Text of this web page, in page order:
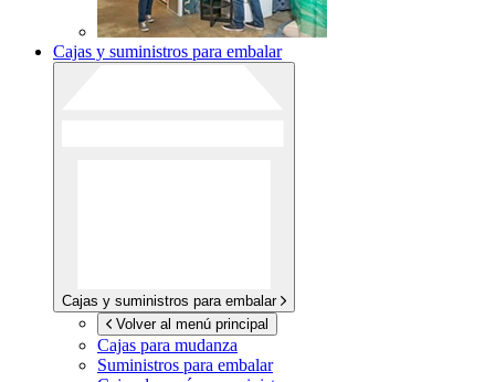
Cajas y suministros para embalar
Cajas y suministros para embalar
Volver al menú principal
Cajas para mudanza
Suministros para embalar